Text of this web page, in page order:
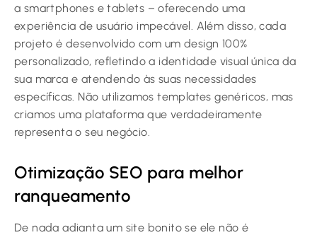
a smartphones e tablets – oferecendo uma
experiência de usuário impecável. Além disso, cada
projeto é desenvolvido com um design 100%
personalizado, refletindo a identidade visual única da
sua marca e atendendo às suas necessidades
específicas. Não utilizamos templates genéricos, mas
criamos uma plataforma que verdadeiramente
representa o seu negócio.
Otimização SEO para melhor
ranqueamento
De nada adianta um site bonito se ele não é